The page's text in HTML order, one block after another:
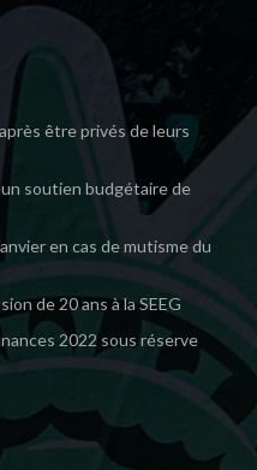
être privés de leurs
un soutien budgétaire de
en cas de mutisme du
de 20 ans à la SEEG
2022 sous réserve